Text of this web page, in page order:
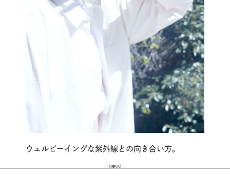
ウェルビーイングな紫外線との向き合い方。